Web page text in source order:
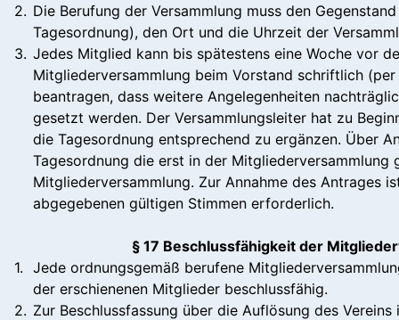
2. Die Berufung der Versammlung muss den
Tagesordnung), den Ort und die Uhrzeit der
3. Jedes Mitglied kann bis spätestens eine Woche vor
Mitgliederversammlung beim Vorstand schriftlich
beantragen, dass weitere Angelegenheiten
gesetzt werden. Der Versammlungsleiter hat zu
die Tagesordnung entsprechend zu ergänzen. Über
Tagesordnung die erst in der Mitgliederversammlung
Mitgliederversammlung. Zur Annahme des Antrages
abgegebenen gültigen Stimmen erforderlich.
§ 17 Beschlussfähigkeit der
1. Jede ordnungsgemäß berufene
der erschienenen Mitglieder beschlussfähig.
2. Zur Beschlussfassung über die Auflösung des